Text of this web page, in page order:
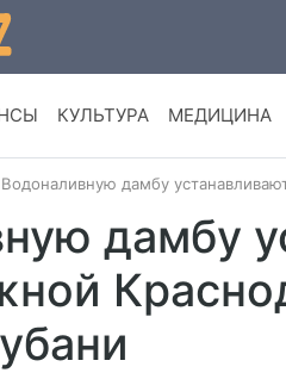
КУЛЬТУРА МЕДИЦИНА
Водоналивную дамбу
дамбу